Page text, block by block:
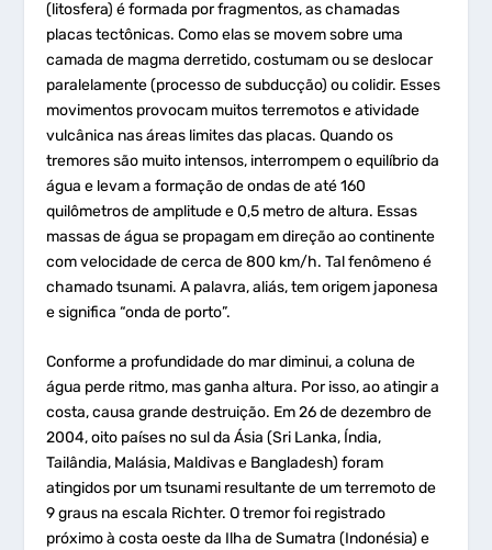
(litosfera) é formada por fragmentos, as chamadas
placas tectônicas. Como elas se movem sobre uma
camada de magma derretido, costumam ou se deslocar
paralelamente (processo de subducção) ou colidir. Esses
movimentos provocam muitos terremotos e atividade
vulcânica nas áreas limites das placas. Quando os
tremores são muito intensos, interrompem o equilíbrio da
água e levam a formação de ondas de até 160
quilômetros de amplitude e 0,5 metro de altura. Essas
massas de água se propagam em direção ao continente
com velocidade de cerca de 800 km/h. Tal fenômeno é
chamado tsunami. A palavra, aliás, tem origem japonesa
e significa “onda de porto”.
Conforme a profundidade do mar diminui, a coluna de
água perde ritmo, mas ganha altura. Por isso, ao atingir a
costa, causa grande destruição. Em 26 de dezembro de
2004, oito países no sul da Ásia (Sri Lanka, Índia,
Tailândia, Malásia, Maldivas e Bangladesh) foram
atingidos por um tsunami resultante de um terremoto de
9 graus na escala Richter. O tremor foi registrado
próximo à costa oeste da Ilha de Sumatra (Indonésia) e